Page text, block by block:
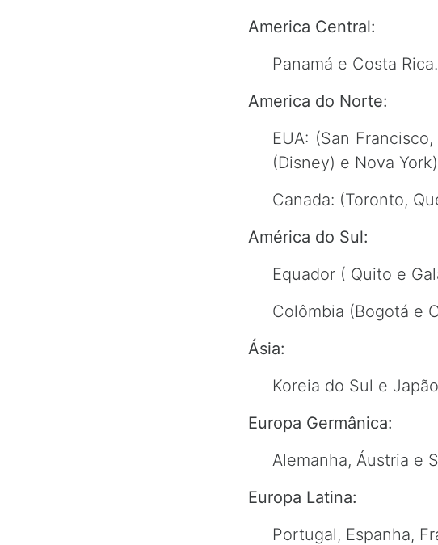
America Central:
Panamá e Costa Rica.
America do Norte:
EUA: (San
(Disney) e Nova York)
Canada: (Toronto,
América do Sul:
Equador ( Quito e
Colômbia (Bogotá e
Ásia:
Koreia do Sul e
Europa Germânica:
Alemanha, Áustria e
Europa Latina:
Portugal, Espanha,